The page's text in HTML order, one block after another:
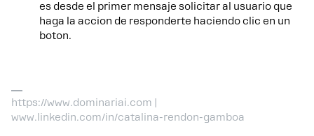
es desde el primer mensaje solicitar al usuario que
haga la accion de responderte haciendo clic en un
boton.
https://www.dominariai.com |
www.linkedin.com/in/catalina-rendon-gamboa